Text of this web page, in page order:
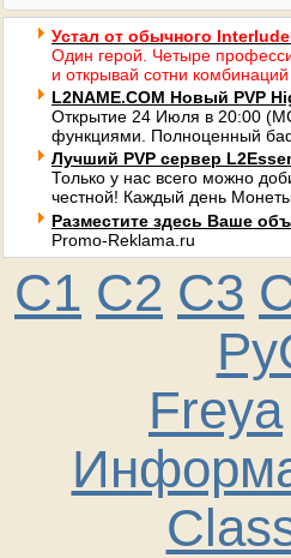
Устал от обычного
Один герой. Четыре
и открывай сотни комбинаций
L2NAME.COM Новый PVP
Открытие 24 Июля в 20:00
функциями. Полноценный
Лучший PVP сервер
Только у нас всего можно
честной! Каждый день
Разместите здесь Ваше
Promo-Reklama.ru
C1 C2 C3
Freya